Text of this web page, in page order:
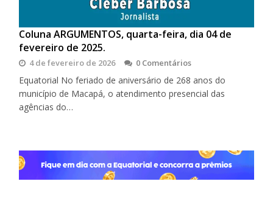
Coluna ARGUMENTOS, quarta-feira, dia 04 de
fevereiro de 2025.
4 de fevereiro de 2026 0 Comentários
Equatorial No feriado de aniversário de 268 anos do
município de Macapá, o atendimento presencial das
agências do…